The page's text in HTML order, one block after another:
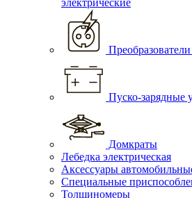
электрические
Пуско-зарядные
Домкраты
Лебедка электрическая
Аксессуары
Специальные
Толщиномеры